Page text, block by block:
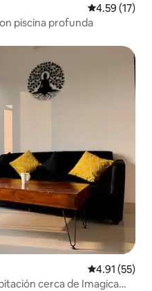
Calificación
4.59 (17)
piscina profunda
Calificación
4.91 (55)
cerca de Imagica